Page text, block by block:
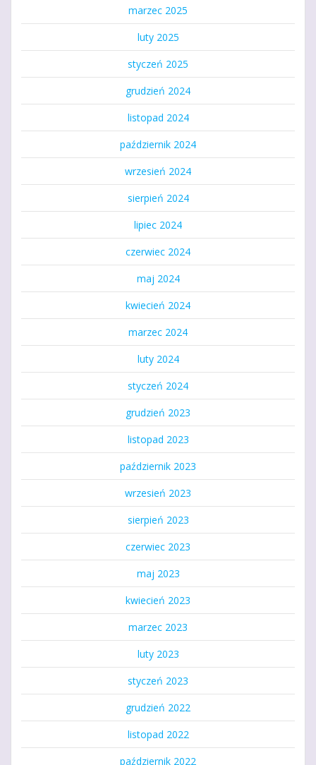
marzec 2025
luty 2025
styczeń 2025
grudzień 2024
listopad 2024
październik 2024
wrzesień 2024
sierpień 2024
lipiec 2024
czerwiec 2024
maj 2024
kwiecień 2024
marzec 2024
luty 2024
styczeń 2024
grudzień 2023
listopad 2023
październik 2023
wrzesień 2023
sierpień 2023
czerwiec 2023
maj 2023
kwiecień 2023
marzec 2023
luty 2023
styczeń 2023
grudzień 2022
listopad 2022
październik 2022